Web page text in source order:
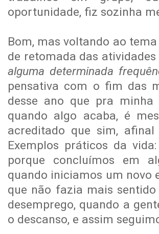
oportunidade, fiz sozinha
Bom, mas voltando ao
de retomada das atividades
alguma determinada
pensativa com o fim das
desse ano que pra
quando algo acaba, é
acreditado que sim,
Exemplos práticos da
porque concluímos em
quando iniciamos um novo
que não fazia mais
desemprego, quando a
o descanso, e assim